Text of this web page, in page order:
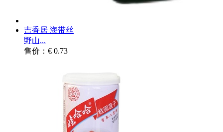
吉香居 海带丝
野山...
售价：€ 0.73